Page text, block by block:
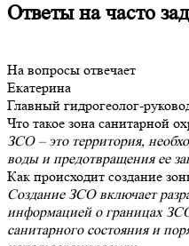
Ответы на часто
На вопросы отвечает
Екатерина
Главный гидрогеолог-
Что такое зона санитарной
ЗСО – это территория,
воды и предотвращения ее
Как происходит создание
Создание ЗСО включает
информацией о границах
санитарного состояния и